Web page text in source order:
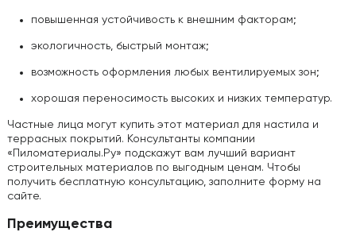
повышенная устойчивость к внешним факторам;
экологичность, быстрый монтаж;
возможность оформления любых вентилируемых зон;
хорошая переносимость высоких и низких температур.
Частные лица могут купить этот материал для настила и
террасных покрытий. Консультанты компании
«Пиломатериалы.Ру» подскажут вам лучший вариант
строительных материалов по выгодным ценам. Чтобы
получить бесплатную консультацию, заполните форму на
сайте.
Преимущества